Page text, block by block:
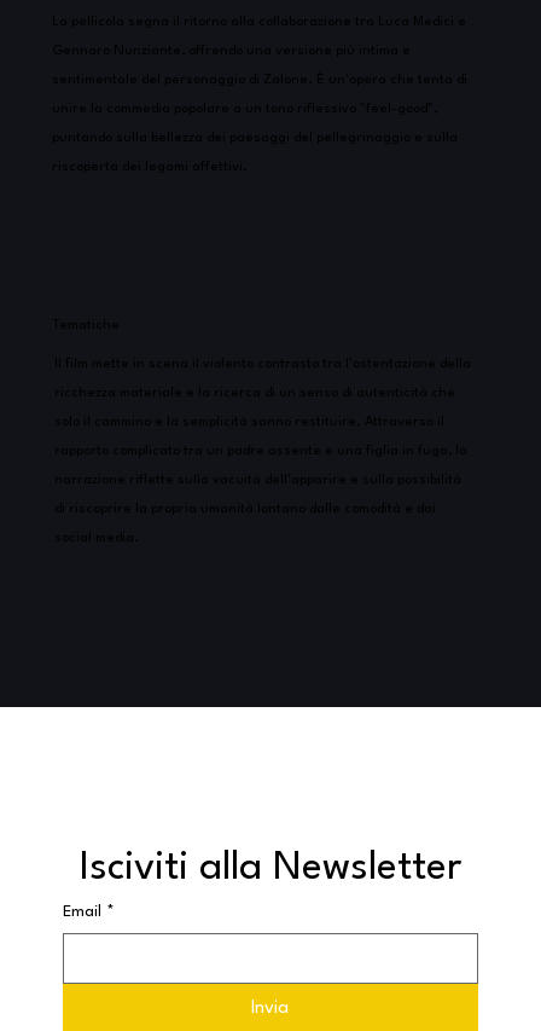
La pellicola segna il ritorno alla collaborazione tra Luca Medici e
Gennaro Nunziante, offrendo una versione più intima e
sentimentale del personaggio di Zalone. È un'opera che tenta di
unire la commedia popolare a un tono riflessivo "feel-good",
puntando sulla bellezza dei paesaggi del pellegrinaggio e sulla
riscoperta dei legami affettivi.
Tematiche
Il film mette in scena il violento contrasto tra l'ostentazione della
ricchezza materiale e la ricerca di un senso di autenticità che
solo il cammino e la semplicità sanno restituire. Attraverso il
rapporto complicato tra un padre assente e una figlia in fuga, la
narrazione riflette sulla vacuità dell'apparire e sulla possibilità
di riscoprire la propria umanità lontano dalle comodità e dai
social media.
Isciviti alla Newsletter
Email *
Invia